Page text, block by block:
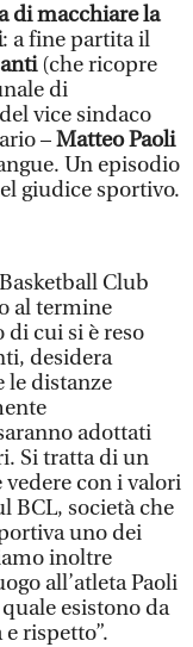
di macchiare la
: a fine partita il
(che ricopre
di
vice sindaco
–Matteo Paoli
Un episodio
giudice sportivo.
Club
al termine
cui si è reso
desidera
distanze
adottati
Si tratta di un
con i valori
BCL, società che
uno dei
inoltre
all’atleta Paoli
esistono da
rispetto”.